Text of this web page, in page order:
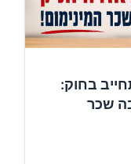
בחוק:
שכר